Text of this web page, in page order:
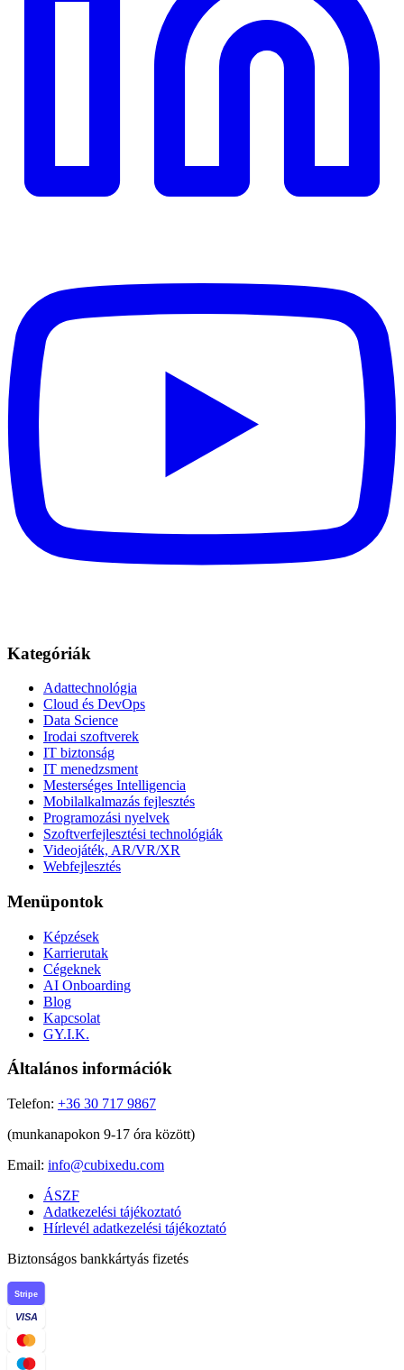
Kategóriák
Adattechnológia
Cloud és DevOps
Data Science
Irodai szoftverek
IT biztonság
IT menedzsment
Mesterséges Intelligencia
Mobilalkalmazás fejlesztés
Programozási nyelvek
Szoftverfejlesztési technológiák
Videojáték, AR/VR/XR
Webfejlesztés
Menüpontok
Képzések
Karrierutak
Cégeknek
AI Onboarding
Blog
Kapcsolat
GY.I.K.
Általános információk
Telefon: +36 30 717 9867
(munkanapokon 9-17 óra között)
Email: info@cubixedu.com
ÁSZF
Adatkezelési tájékoztató
Hírlevél adatkezelési tájékoztató
Biztonságos bankkártyás fizetés
Stripe
VISA